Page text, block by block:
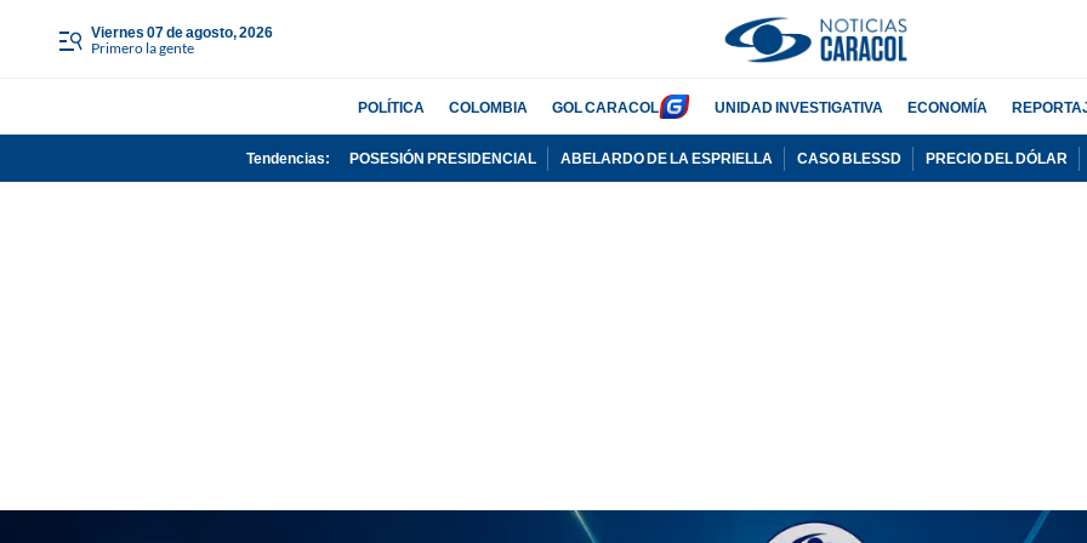
viernes 07 de agosto, 2026
Primero la gente
POLÍTICA COLOMBIA GOL CARACOL UNIDAD INVESTIGATIVA ECONOMÍA
Tendencias: POSESIÓN PRESIDENCIAL ABELARDO DE LA ESPRIELLA CASO BLESSD PRECIO DEL DÓLAR